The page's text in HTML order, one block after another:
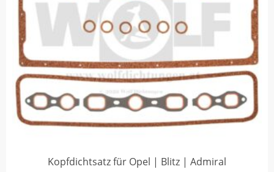
Kopfdichtsatz für Opel | Blitz | Admiral